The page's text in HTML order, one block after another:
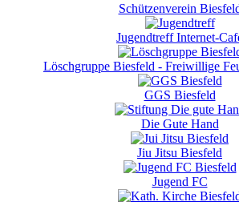
Schützenverein
Jugendtreff Internet-
Löschgruppe Biesfeld - Freiwillige
GGS Biesfeld
Die Gute Hand
Jiu Jitsu Biesfeld
Jugend FC